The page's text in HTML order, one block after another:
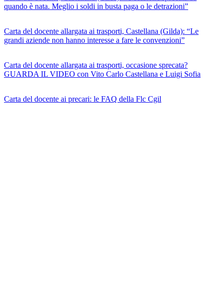
quando è nata. Meglio i soldi in busta paga o le detrazioni”
Carta del docente allargata ai trasporti, Castellana (Gilda): “Le
grandi aziende non hanno interesse a fare le convenzioni”
Carta del docente allargata ai trasporti, occasione sprecata?
GUARDA IL VIDEO con Vito Carlo Castellana e Luigi Sofia
Carta del docente ai precari: le FAQ della Flc Cgil